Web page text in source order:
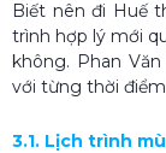
Biết nên đi Huế
trình hợp lý mới
không. Phan
với từng thời
3.1. Lịch trình